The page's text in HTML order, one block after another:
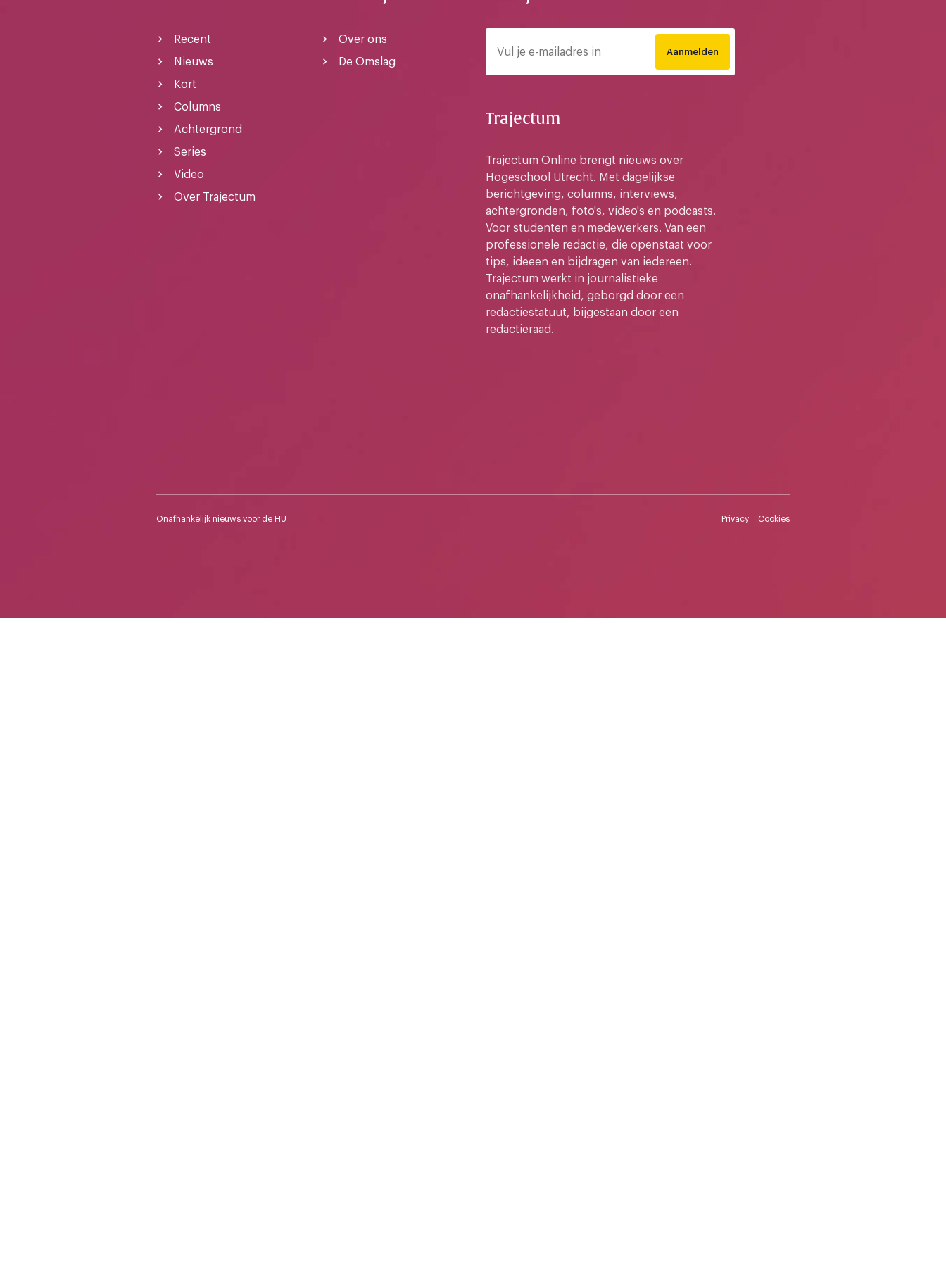
Recent
Nieuws
Kort
Columns
Achtergrond
Series
Video
Over Trajectum
Over ons
De Omslag
Aanmelden
Trajectum
Trajectum Online brengt nieuws over
Hogeschool Utrecht. Met dagelijkse
berichtgeving, columns, interviews,
achtergronden, foto's, video's en podcasts.
Voor studenten en medewerkers. Van een
professionele redactie, die openstaat voor
tips, ideeen en bijdragen van iedereen.
Trajectum werkt in journalistieke
onafhankelijkheid, geborgd door een
redactiestatuut, bijgestaan door een
redactieraad.
Onafhankelijk nieuws voor de HU Privacy Cookies